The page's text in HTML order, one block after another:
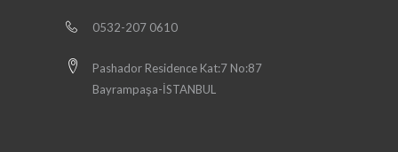
0532-207 0610
Pashador Residence Kat:7 No:87
Bayrampaşa-İSTANBUL